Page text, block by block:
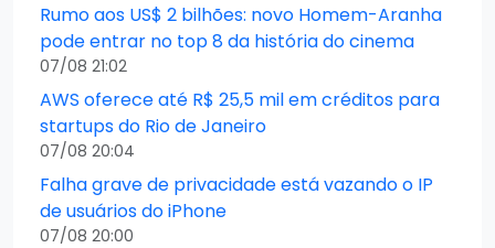
Rumo aos US$ 2 bilhões: novo Homem-Aranha
pode entrar no top 8 da história do cinema
07/08 21:02
AWS oferece até R$ 25,5 mil em créditos para
startups do Rio de Janeiro
07/08 20:04
Falha grave de privacidade está vazando o IP
de usuários do iPhone
07/08 20:00